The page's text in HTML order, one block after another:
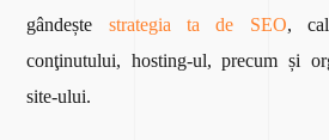
gândește strategia ta de SEO,
conţinutului, hosting-ul, precum și
site-ului.